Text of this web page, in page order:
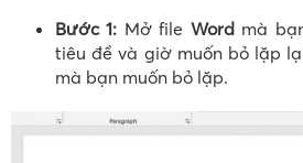
Bước 1: Mở file Word mà
tiêu đề và giờ muốn bỏ lặp
mà bạn muốn bỏ lặp.